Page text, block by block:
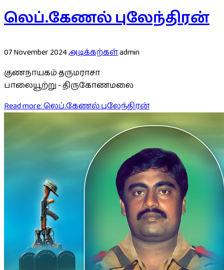
லெப்.கேணல் புலேந்திரன்
07 November 2024அடிக்கற்கள்admin
குணநாயகம் தருமராசா
பாலையூற்று - திருகோணமலை
Read more: லெப்.கேணல் புலேந்திரன்